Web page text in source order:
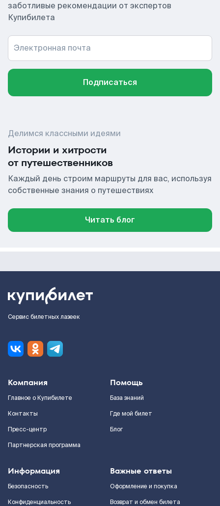
заботливые рекомендации от экспертов
Купибилета
Электронная почта
Подписаться
Делимся классными идеями
Истории и хитрости
от путешественников
Каждый день строим маршруты для вас, используя
собственные знания о путешествиях
Читать блог
Сервис билетных лазеек
Компания
Главное о Купибилете
Контакты
Пресс-центр
Партнерская программа
Помощь
База знаний
Где мой билет
Блог
Информация
Безопасность
Конфиденциальность
Важные ответы
Оформление и покупка
Возврат и обмен билета